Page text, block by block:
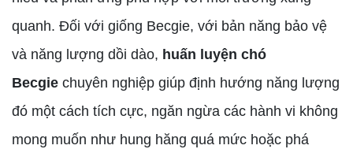
quanh. Đối với giống Becgie, với bản năng bảo vệ
và năng lượng dồi dào, huấn luyện chó
Becgie chuyên nghiệp giúp định hướng năng lượng
đó một cách tích cực, ngăn ngừa các hành vi không
mong muốn như hung hăng quá mức hoặc phá